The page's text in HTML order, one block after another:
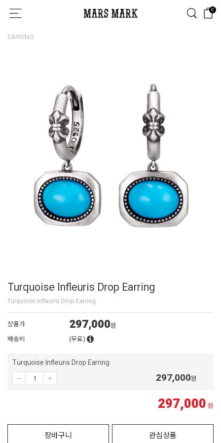
0
EARRING
Turquoise Infleuris Drop Earring
Turquoise Infleuris Drop Earring
상품가 297,000원
배송비
(무료)
Turquoise Infleuris Drop Earring
297,000원
297,000 원
장바구니 관심상품